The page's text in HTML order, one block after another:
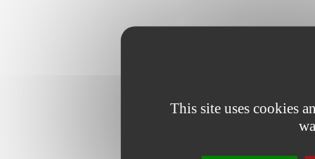
This site uses cookies